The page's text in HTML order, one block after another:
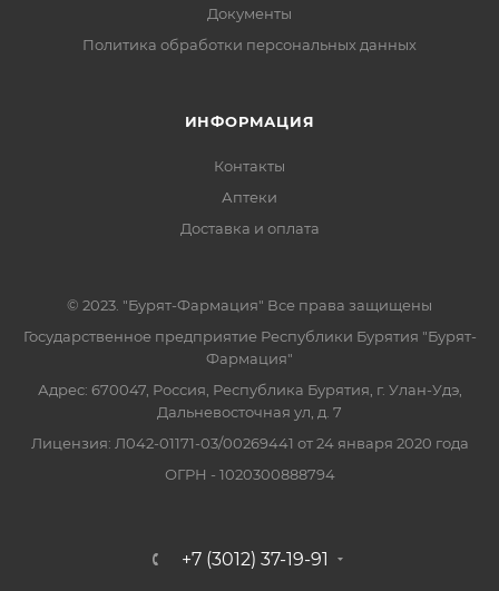
Документы
Политика обработки персональных данных
ИНФОРМАЦИЯ
Контакты
Аптеки
Доставка и оплата
© 2023. "Бурят-Фармация" Все права защищены
Государственное предприятие Республики Бурятия "Бурят-
Фармация"
Адрес: 670047, Россия, Республика Бурятия, г. Улан-Удэ,
Дальневосточная ул, д. 7
Лицензия: Л042-01171-03/00269441 от 24 января 2020 года
ОГРН - 1020300888794
+7 (3012) 37-19-91